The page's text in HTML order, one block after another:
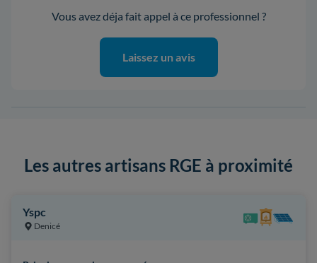
Vous avez déja fait appel à ce professionnel ?
Laissez un avis
Les autres artisans RGE à proximité
Yspc
Denicé